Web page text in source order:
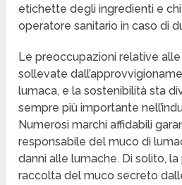
etichette degli ingredienti e
operatore sanitario in caso di
Le preoccupazioni relative
sollevate
lumaca, e la sostenibilità sta
sempre più importante
Numerosi marchi affidabili
responsabile del muco di
danni alle lumache. Di solito,
raccolta del muco secreto